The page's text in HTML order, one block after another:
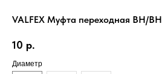
VALFEX Муфта переходная ВН/ВН
10 р.
Диаметр